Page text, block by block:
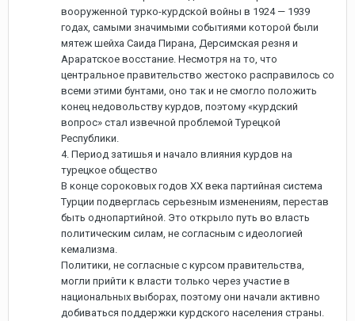
вооруженной турко-курдской войны в 1924 — 1939
годах, самыми значимыми событиями которой были
мятеж шейха Саида Пирана, Дерсимская резня и
Араратское восстание. Несмотря на то, что
центральное правительство жестоко расправилось со
всеми этими бунтами, оно так и не смогло положить
конец недовольству курдов, поэтому «курдский
вопрос» стал извечной проблемой Турецкой
Республики.
4. Период затишья и начало влияния курдов на
турецкое общество
В конце сороковых годов ХХ века партийная система
Турции подверглась серьезным изменениям, перестав
быть однопартийной. Это открыло путь во власть
политическим силам, не согласным с идеологией
кемализма.
Политики, не согласные с курсом правительства,
могли прийти к власти только через участие в
национальных выборах, поэтому они начали активно
добиваться поддержки курдского населения страны.